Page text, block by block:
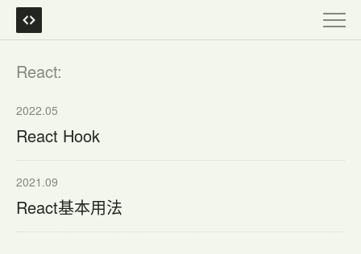
React:
2022.05
React Hook
2021.09
React基本用法